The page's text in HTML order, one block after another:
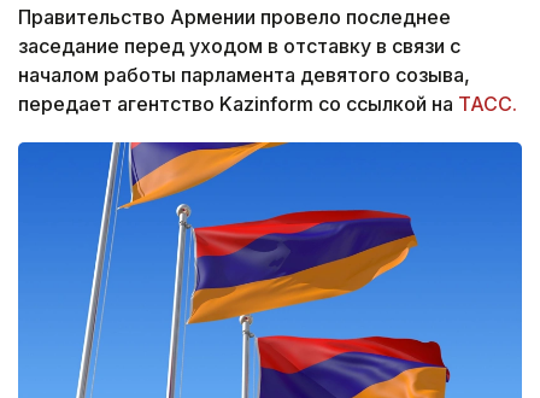
Правительство Армении провело последнее
заседание перед уходом в отставку в связи с
началом работы парламента девятого созыва,
передает агентство Kazinform со ссылкой на ТАСС.